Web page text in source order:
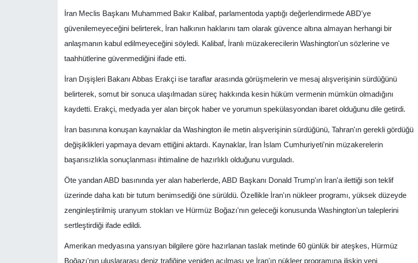
İran Meclis Başkanı Muhammed Bakır Kalibaf, parlamentoda yaptığı değerlendirmede ABD'ye
güvenilemeyeceğini belirterek, İran halkının haklarını tam olarak güvence altına almayan herhangi bir
anlaşmanın kabul edilmeyeceğini söyledi. Kalibaf, İranlı müzakerecilerin Washington'un sözlerine ve
taahhütlerine güvenmediğini ifade etti.
İran Dışişleri Bakanı Abbas Erakçi ise taraflar arasında görüşmelerin ve mesaj alışverişinin sürdüğünü
belirterek, somut bir sonuca ulaşılmadan süreç hakkında kesin hüküm vermenin mümkün olmadığını
kaydetti. Erakçi, medyada yer alan birçok haber ve yorumun spekülasyondan ibaret olduğunu dile getirdi.
İran basınına konuşan kaynaklar da Washington ile metin alışverişinin sürdüğünü, Tahran'ın gerekli gördüğü
değişiklikleri yapmaya devam ettiğini aktardı. Kaynaklar, İran İslam Cumhuriyeti'nin müzakerelerin
başarısızlıkla sonuçlanması ihtimaline de hazırlıklı olduğunu vurguladı.
Öte yandan ABD basınında yer alan haberlerde, ABD Başkanı Donald Trump'ın İran'a ilettiği son teklif
üzerinde daha katı bir tutum benimsediği öne sürüldü. Özellikle İran'ın nükleer programı, yüksek düzeyde
zenginleştirilmiş uranyum stokları ve Hürmüz Boğazı'nın geleceği konusunda Washington'un taleplerini
sertleştirdiği ifade edildi.
Amerikan medyasına yansıyan bilgilere göre hazırlanan taslak metinde 60 günlük bir ateşkes, Hürmüz
Boğazı'nın uluslararası deniz trafiğine yeniden açılması ve İran'ın nükleer programına ilişkin yeni